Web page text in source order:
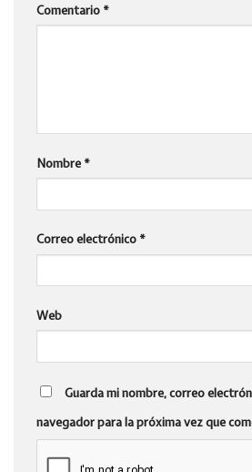
Comentario *
Nombre *
Correo electrónico *
Web
Guarda mi nombre, correo
navegador para la próxima vez que